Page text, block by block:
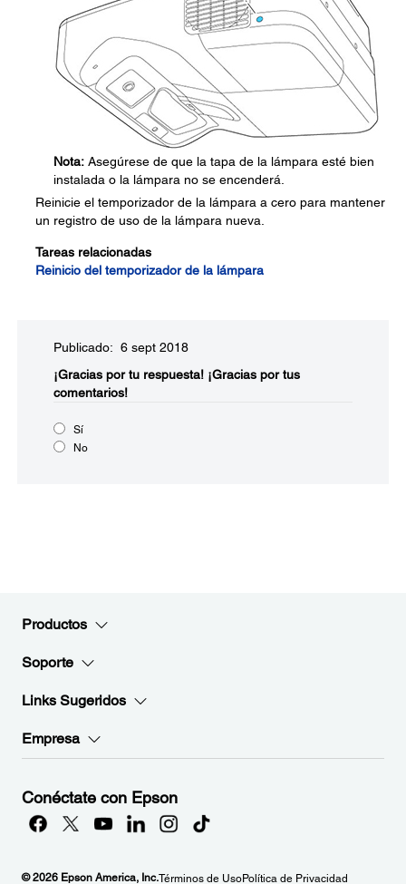
Nota: Asegúrese de que la tapa de la lámpara esté bien
instalada o la lámpara no se encenderá.
Reinicie el temporizador de la lámpara a cero para mantener
un registro de uso de la lámpara nueva.
Tareas relacionadas
Reinicio del temporizador de la lámpara
Publicado: 6 sept 2018
¡Gracias por tu respuesta! ¡Gracias por tus
comentarios!
Sí
No
Productos
Soporte
Links Sugeridos
Empresa
Conéctate con Epson
© 2026 Epson America, Inc.Términos de UsoPolítica de Privacidad